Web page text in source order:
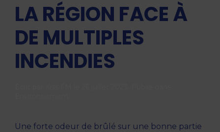
LA RÉGION FACE À
DE MULTIPLES
INCENDIES
Une forte odeur de brûlé sur une bonne partie